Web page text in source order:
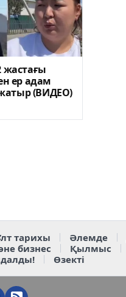
жастағы
ер адам
жатыр (ВИДЕО)
тарихы Әлемде
бизнес Қылмыс
Өзекті